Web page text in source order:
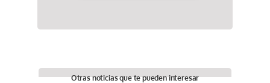
Otras noticias que te pueden interesar